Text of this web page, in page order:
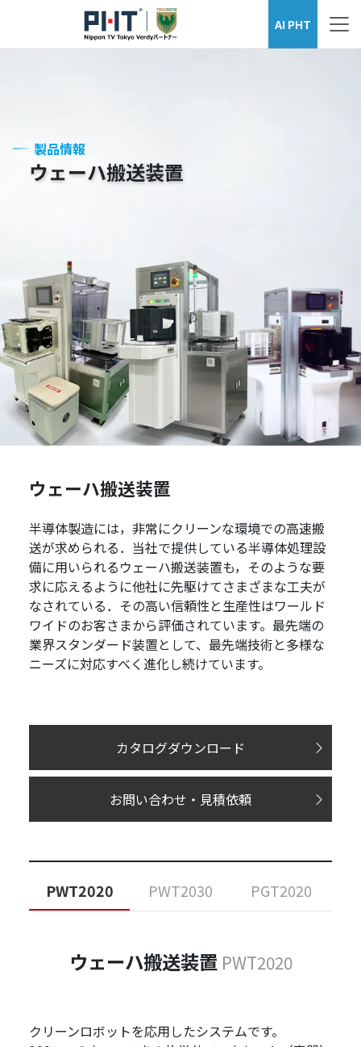
AI PHT
製品情報
ウェーハ搬送装置
ウェーハ搬送装置シリーズ
ウェーハ搬送装置
半導体製造には，非常にクリーンな環境での高速搬
送が求められる．当社で提供している半導体処理設
備に用いられるウェーハ搬送装置も，そのような要
求に応えるように他社に先駆けてさまざまな工夫が
なされている．その高い信頼性と生産性はワールド
ワイドのお客さまから評価されています。最先端の
業界スタンダード装置として、最先端技術と多様な
ニーズに対応すべく進化し続けています。
カタログダウンロード
お問い合わせ・見積依頼
PWT2020 PWT2030 PGT2020
ウェーハ搬送装置 PWT2020
クリーンロボットを応用したシステムです。